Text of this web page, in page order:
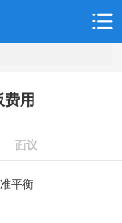
用
面议
平衡